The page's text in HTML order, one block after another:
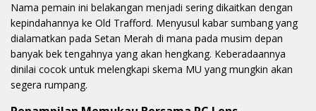
Nama pemain ini belakangan menjadi sering dikaitkan dengan
kepindahannya ke Old Trafford. Menyusul kabar sumbang yang
dialamatkan pada Setan Merah di mana pada musim depan
banyak bek tengahnya yang akan hengkang. Keberadaannya
dinilai cocok untuk melengkapi skema MU yang mungkin akan
segera rumpang.